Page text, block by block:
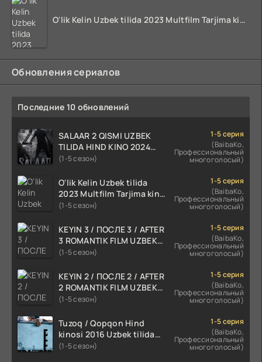
O'lik Kelin Uzbek tilida 2023 Multfilm Tarjima kino skachat
Обновления сериалов
Последние 10 обновлений
SALAAR 2 QISMI UZBEK
TILIDA HIND KINO 2024
TARJIMA 720p HD Skachat
(1-5 сезон)
1-5 серия
(BaibaKo,
Профессиональный
многоголосый)
O'lik Kelin Uzbek tilida
2023 Multfilm Tarjima kino
skachat
(1-5 сезон)
1-5 серия
(BaibaKo,
Профессиональный
многоголосый)
KEYIN 3 / ПОСЛЕ 3 / AFTER
3 ROMANTIK FILM UZBEK
TILIDA 2021 TARJIMA FILM
(1-5 сезон)
1-5 серия
(BaibaKo,
Профессиональный
многоголосый)
KEYIN 2 / ПОСЛЕ 2 / AFTER
2 ROMANTIK FILM UZBEK
TILIDA 2020 TARJIMA FILM
(1-5 сезон)
1-5 серия
(BaibaKo,
Профессиональный
многоголосый)
Tuzoq / Qopqon Hind
kinosi 2016 Uzbek tilida
tarjima film HD
(1-5 сезон)
1-5 серия
(BaibaKo,
Профессиональный
многоголосый)